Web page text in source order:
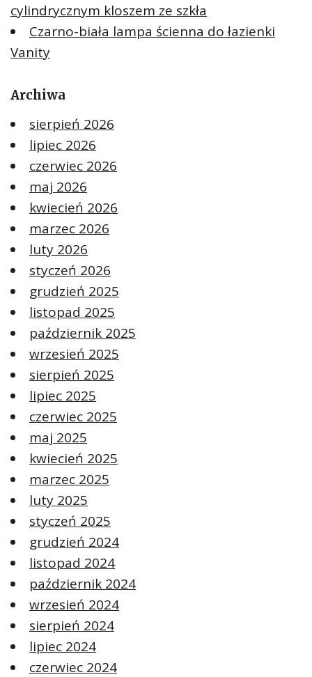
cylindrycznym kloszem ze szkła
Czarno-biała lampa ścienna do łazienki
Vanity
Archiwa
sierpień 2026
lipiec 2026
czerwiec 2026
maj 2026
kwiecień 2026
marzec 2026
luty 2026
styczeń 2026
grudzień 2025
listopad 2025
październik 2025
wrzesień 2025
sierpień 2025
lipiec 2025
czerwiec 2025
maj 2025
kwiecień 2025
marzec 2025
luty 2025
styczeń 2025
grudzień 2024
listopad 2024
październik 2024
wrzesień 2024
sierpień 2024
lipiec 2024
czerwiec 2024